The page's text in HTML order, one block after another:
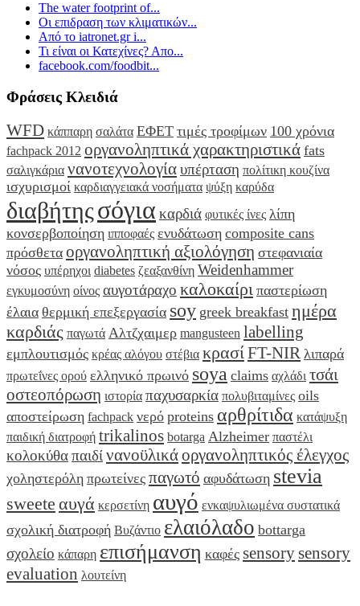
The water footprint of...
Οι επιδραση των κλιματικών...
Από το iatronet.gr i...
Τι είναι οι Κατεχίνες? Απο...
facebook.com/foodbit...
Φράσεις Κλειδιά
WFD κάππαρη σαλάτα ΕΦΕΤ τιμές τροφίμων 100 χρόνια
fachpack 2012 οργανοληπτικά χαρακτηριστικά fats
σαλιγκάρια νανοτεχνολογίαυπέρταση πολίτικη κουζίνα
ισχυρισμοί καρδιαγγειακά νοσήματα ψύξη καρύδα
διαβήτηςσόγια καρδιά φυτικές ίνες λίπη
κονσερβοποίηση ιπποφαές ενυδάτωση composite cans
πρόσθετα οργανοληπτική αξιολόγηση στεφανιαία
νόσος υπέρηχοι diabetes ζεαξανθίνη Weidenhammer
εγκυμοσύνη οίνος αυγοτάραχο καλοκαίρι παστερίωση
έλαια θερμική επεξεργασία soy greek breakfast ημέρα
καρδιάς παγωτά Αλτζχαιμερ mangusteen labelling
εμπλουτισμός κρέας αλόγου στέβια κρασίFT-NIR λιπαρά
πρωτεΐνες ορού ελληνικό πρωινό soya claims αχλάδι τσάι
οστεοπόρωση ιστορία παχυσαρκία πολυβιταμίνες oils
αποστείρωση fachpack νερό proteins αρθρίτιδα κατάψυξη
παιδική διατροφή trikalinos botarga Alzheimer παστέλι
κολοκύθαπαιδίνανοϋλικάοργανοληπτικός έλεγχος
χοληστερόλη πρωτείνες παγωτό αφυδάτωση stevia
sweete αυγά κερσετίνη αυγό ενκαψυλιωμένα συστατικά
σχολική διατροφή Βυζάντιο ελαιόλαδο bottarga
σχολείο κάπαρη επισήμανση καφές sensorysensory
evaluation λουτείνη